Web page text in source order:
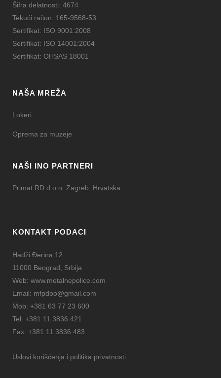
Šifra delatnosti: 4674
Tekući račun: 165-9568-53
Sertifikat: ISO 9001:2008
Sertifikat: ISO 14001:2004
Sertifikat: OHSAS 18001
NAŠA MREŽA
Lokeri
Oprema za muzeje
NAŠI INO PARTNERI
Primat RD d.o.o. Zagreb, Hrvatska
KONTAKT PODACI
Hadži Đerina 12
11000 Beograd, Srbija
Web: www.metalnepolice.com
Email: mfpdoo@gmail.com
Mob: +381 63 77 23 600
Tel: +381 11 3836 421
Fax: +381 11 3836 483
Uslovi korišćenja i politika privatnosti